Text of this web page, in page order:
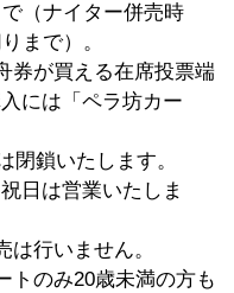
（ナイター併売時
まで）。
券が買える在席投票端
には「ペラ坊カー
閉鎖いたします。
日は営業いたしま
行いません。
トのみ20歳未満の方も